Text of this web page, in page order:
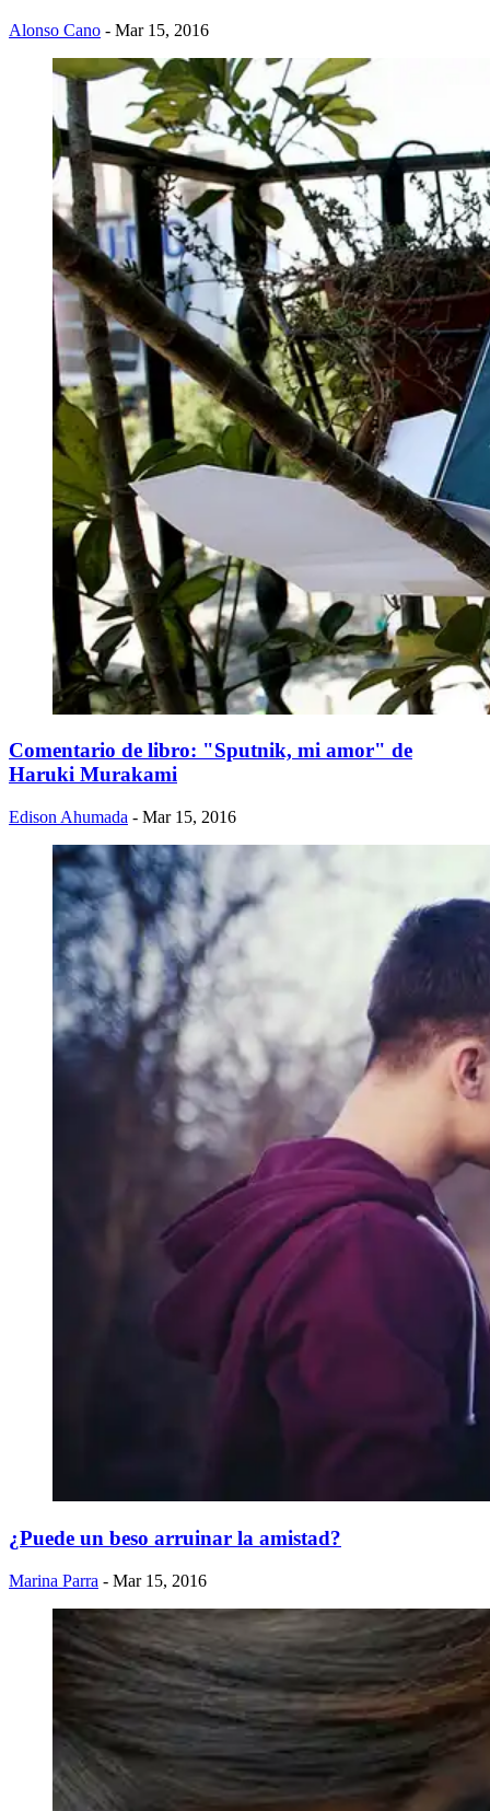
Alonso Cano - Mar 15, 2016
Comentario de libro: "Sputnik, mi amor" de
Haruki Murakami
Edison Ahumada - Mar 15, 2016
¿Puede un beso arruinar la amistad?
Marina Parra - Mar 15, 2016